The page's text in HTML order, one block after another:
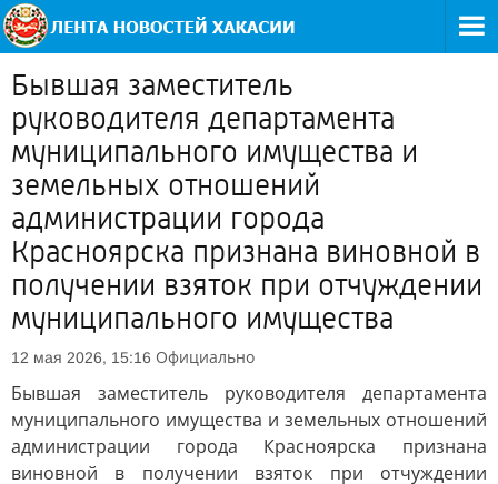
Бывшая заместитель
руководителя департамента
муниципального имущества и
земельных отношений
администрации города
Красноярска признана виновной в
получении взяток при отчуждении
муниципального имущества
12 мая 2026, 15:16 Официально
Бывшая заместитель руководителя департамента
муниципального имущества и земельных отношений
администрации города Красноярска признана
виновной в получении взяток при отчуждении